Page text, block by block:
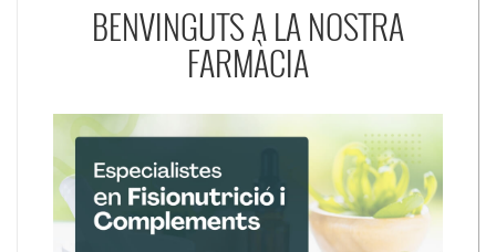
BENVINGUTS A LA NOSTRA
FARMÀCIA